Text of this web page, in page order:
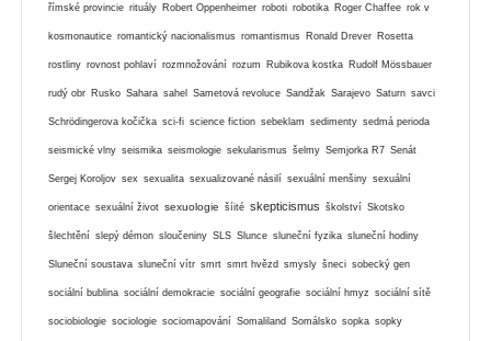
římské provincie rituály Robert Oppenheimer roboti robotika Roger Chaffee rok v
kosmonautice romantický nacionalismus romantismus Ronald Drever Rosetta
rostliny rovnost pohlaví rozmnožování rozum Rubikova kostka Rudolf Mössbauer
rudý obr Rusko Sahara sahel Sametová revoluce Sandžak Sarajevo Saturn savci
Schrödingerova kočička sci-fi science fiction sebeklam sedimenty sedmá perioda
seismické vlny seismika seismologie sekularismus šelmy Semjorka R7 Senát
Sergej Koroljov sex sexualita sexualizované násilí sexuální menšiny sexuální
orientace sexuální život sexuologie šíité skepticismus školství Skotsko
šlechtění slepý démon sloučeniny SLS Slunce sluneční fyzika sluneční hodiny
Sluneční soustava sluneční vítr smrt smrt hvězd smysly šneci sobecký gen
sociální bublina sociální demokracie sociální geografie sociální hmyz sociální sítě
sociobiologie sociologie sociomapování Somaliland Somálsko sopka sopky